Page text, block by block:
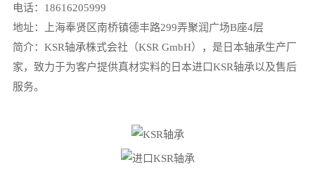
电话：18616205999
地址：上海奉贤区南桥镇德丰路299弄聚润广场B座4层
简介：KSR轴承株式会社（KSR GmbH），是日本轴承生产厂
家，致力于为客户提供真材实料的日本进口KSR轴承以及售后
服务。